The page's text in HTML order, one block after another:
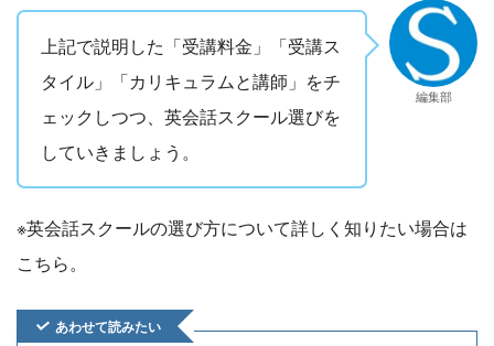
上記で説明した「受講料金」「受講ス
タイル」「カリキュラムと講師」をチ
ェックしつつ、英会話スクール選びを
していきましょう。
編集部
※英会話スクールの選び方について詳しく知りたい場合は
こちら。
あわせて読みたい